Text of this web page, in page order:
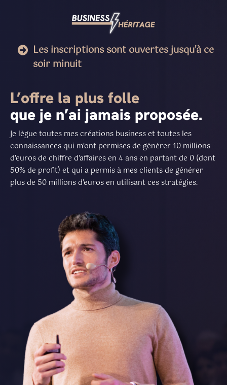
Les inscriptions sont ouvertes jusqu'à ce
soir minuit
L’offre la plus folle
que je n’ai jamais proposée.
Je lègue toutes mes créations business et toutes les
connaissances qui m’ont permises de générer 10 millions
d'euros de chiffre d'affaires en 4 ans en partant de 0 (dont
50% de profit) et qui a permis à mes clients de générer
plus de 50 millions d'euros en utilisant ces stratégies.